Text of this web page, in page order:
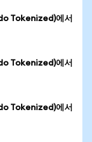
Tokenized)에서
Tokenized)에서
Tokenized)에서